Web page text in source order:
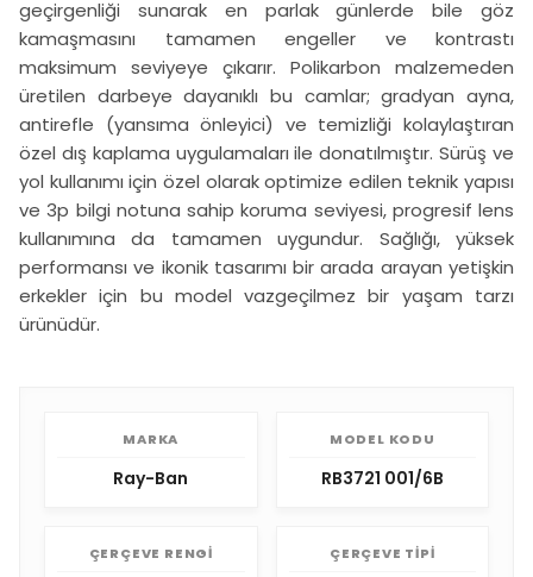
geçirgenliği sunarak en parlak günlerde bile göz
kamaşmasını tamamen engeller ve kontrastı
maksimum seviyeye çıkarır. Polikarbon malzemeden
üretilen darbeye dayanıklı bu camlar; gradyan ayna,
antirefle (yansıma önleyici) ve temizliği kolaylaştıran
özel dış kaplama uygulamaları ile donatılmıştır. Sürüş ve
yol kullanımı için özel olarak optimize edilen teknik yapısı
ve 3p bilgi notuna sahip koruma seviyesi, progresif lens
kullanımına da tamamen uygundur. Sağlığı, yüksek
performansı ve ikonik tasarımı bir arada arayan yetişkin
erkekler için bu model vazgeçilmez bir yaşam tarzı
ürünüdür.
MARKA
Ray-Ban
MODEL KODU
RB3721 001/6B
ÇERÇEVE RENGI ÇERÇEVE TIPI